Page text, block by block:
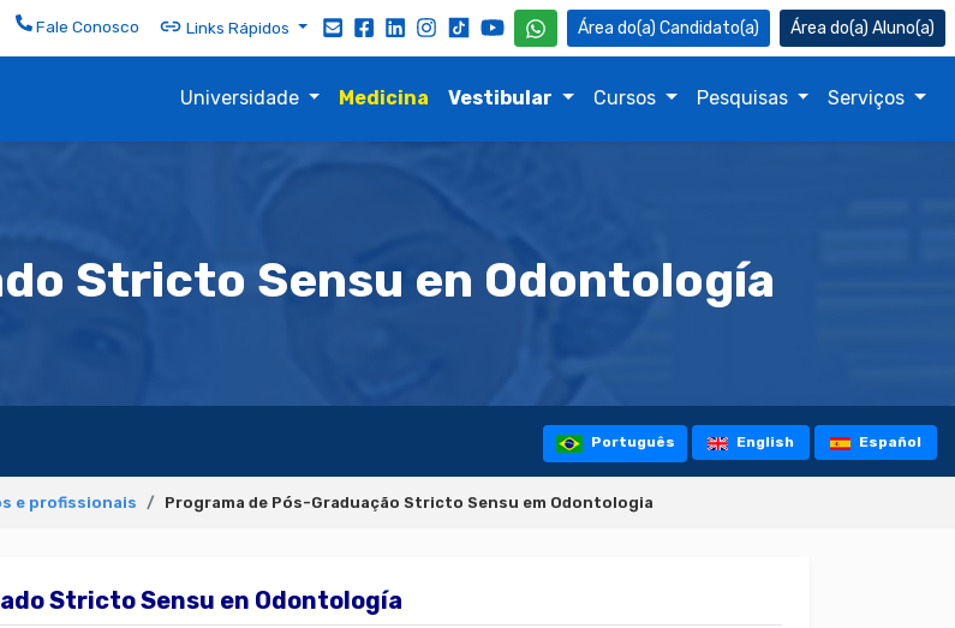
Fale Conosco Links Rápidos Candidato(a) Aluno(a)
Universidade Medicina Vestibular Cursos Pesquisas Serviços
Stricto Sensu en Odontología
Português English Español
e profissionais Programa de Pós-Graduação Stricto Sensu em Odontologia
Stricto Sensu en Odontología